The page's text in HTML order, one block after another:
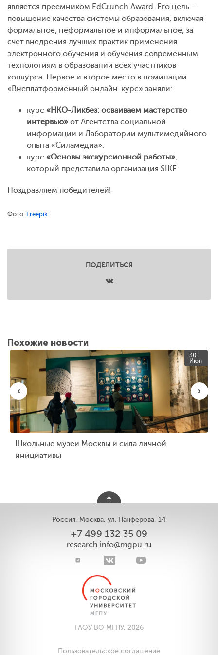
является преемником EdCrunch Award. Его цель —
повышение качества системы образования, включая
формальное, неформальное и информальное, за
счет внедрения лучших практик применения
электронного обучения и обучения современным
технологиям в образовании всех участников
конкурса. Первое и второе место в номинации
«Внеплатформенный онлайн-курс» заняли:
курс «НКО-Ликбез: осваиваем мастерство
интервью» от Агентства социальной
информации и Лаборатории мультимедийного
опыта «Силамедиа».
курс «Основы экскурсионной работы»,
который представила организация SIKE.
Поздравляем победителей!
Фото: Freepik
ПОДЕЛИТЬСЯ
Похожие новости
30
Июн
Школьные музеи Москвы и сила личной
инициативы
Россия, Москва, ул. Панфёрова, 14
+7 499 132 35 09
research.info@mgpu.ru
ГАОУ ВО МГПУ, 2026
Пользовательское соглашение